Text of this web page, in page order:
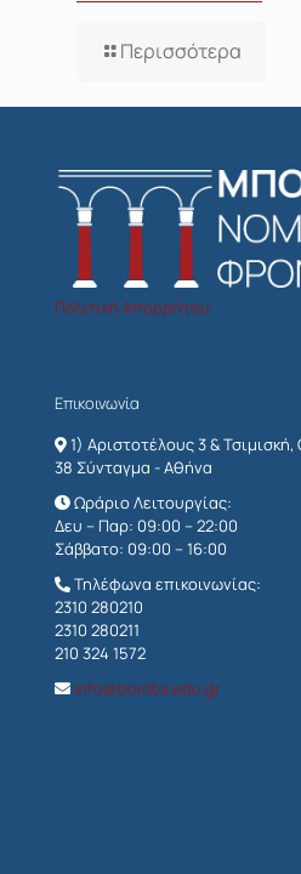
Περισσότερα
Πολιτική Απορρήτου
Επικοινωνία
1) Αριστοτέλους 3 &
38 Σύνταγμα - Αθήνα
Ωράριο Λειτουργίας:
Δευ – Παρ: 09:00 – 22:00
Σάββατο: 09:00 – 16:00
Τηλέφωνα επικοινωνίας:
2310 280210
2310 280211
210 324 1572
info@bomba.edu.gr